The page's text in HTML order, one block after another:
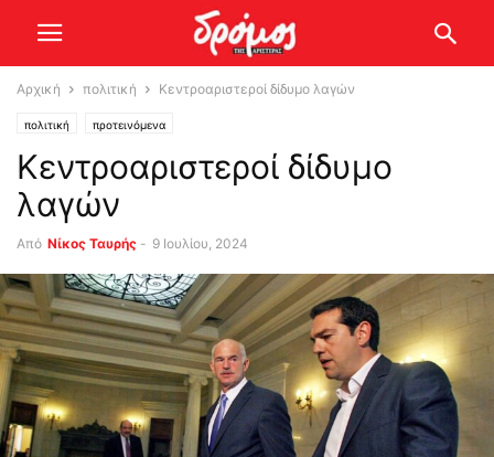
Αρχική πολιτική Κεντροαριστεροί δίδυμο λαγών
πολιτική προτεινόμενα
Κεντροαριστεροί δίδυμο
λαγών
Από Νίκος Ταυρής - 9 Ιουλίου, 2024